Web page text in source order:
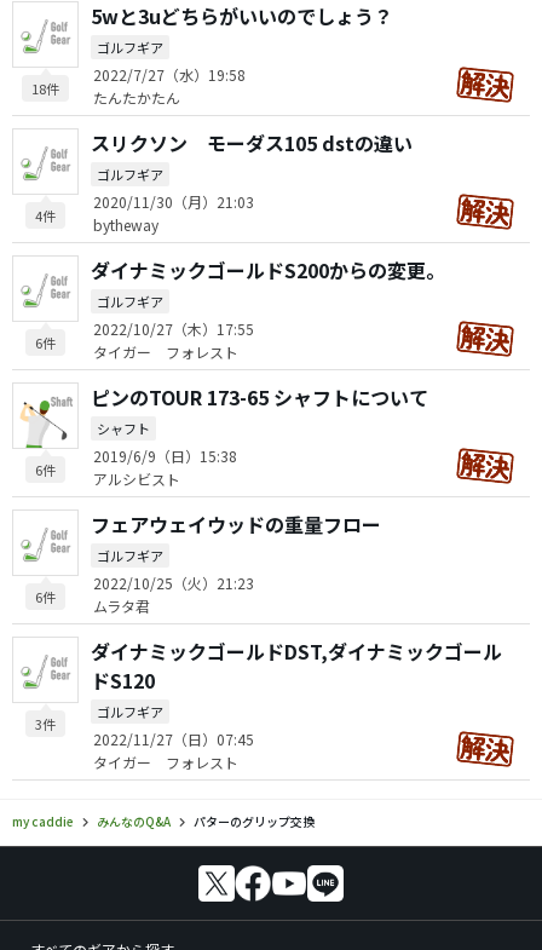
18件
5wと3uどちらがいいのでしょう？
ゴルフギア
2022/7/27（水）19:58
たんたかたん
4件
スリクソン モーダス105 dstの違い
ゴルフギア
2020/11/30（月）21:03
bytheway
6件
ダイナミックゴールドS200からの変更。
ゴルフギア
2022/10/27（木）17:55
タイガー フォレスト
6件
ピンのTOUR 173-65 シャフトについて
シャフト
2019/6/9（日）15:38
アルシビスト
6件
フェアウェイウッドの重量フロー
ゴルフギア
2022/10/25（火）21:23
ムラタ君
3件
ダイナミックゴールドDST,ダイナミックゴール
ドS120
ゴルフギア
2022/11/27（日）07:45
タイガー フォレスト
my caddie みんなのQ&A パターのグリップ交換